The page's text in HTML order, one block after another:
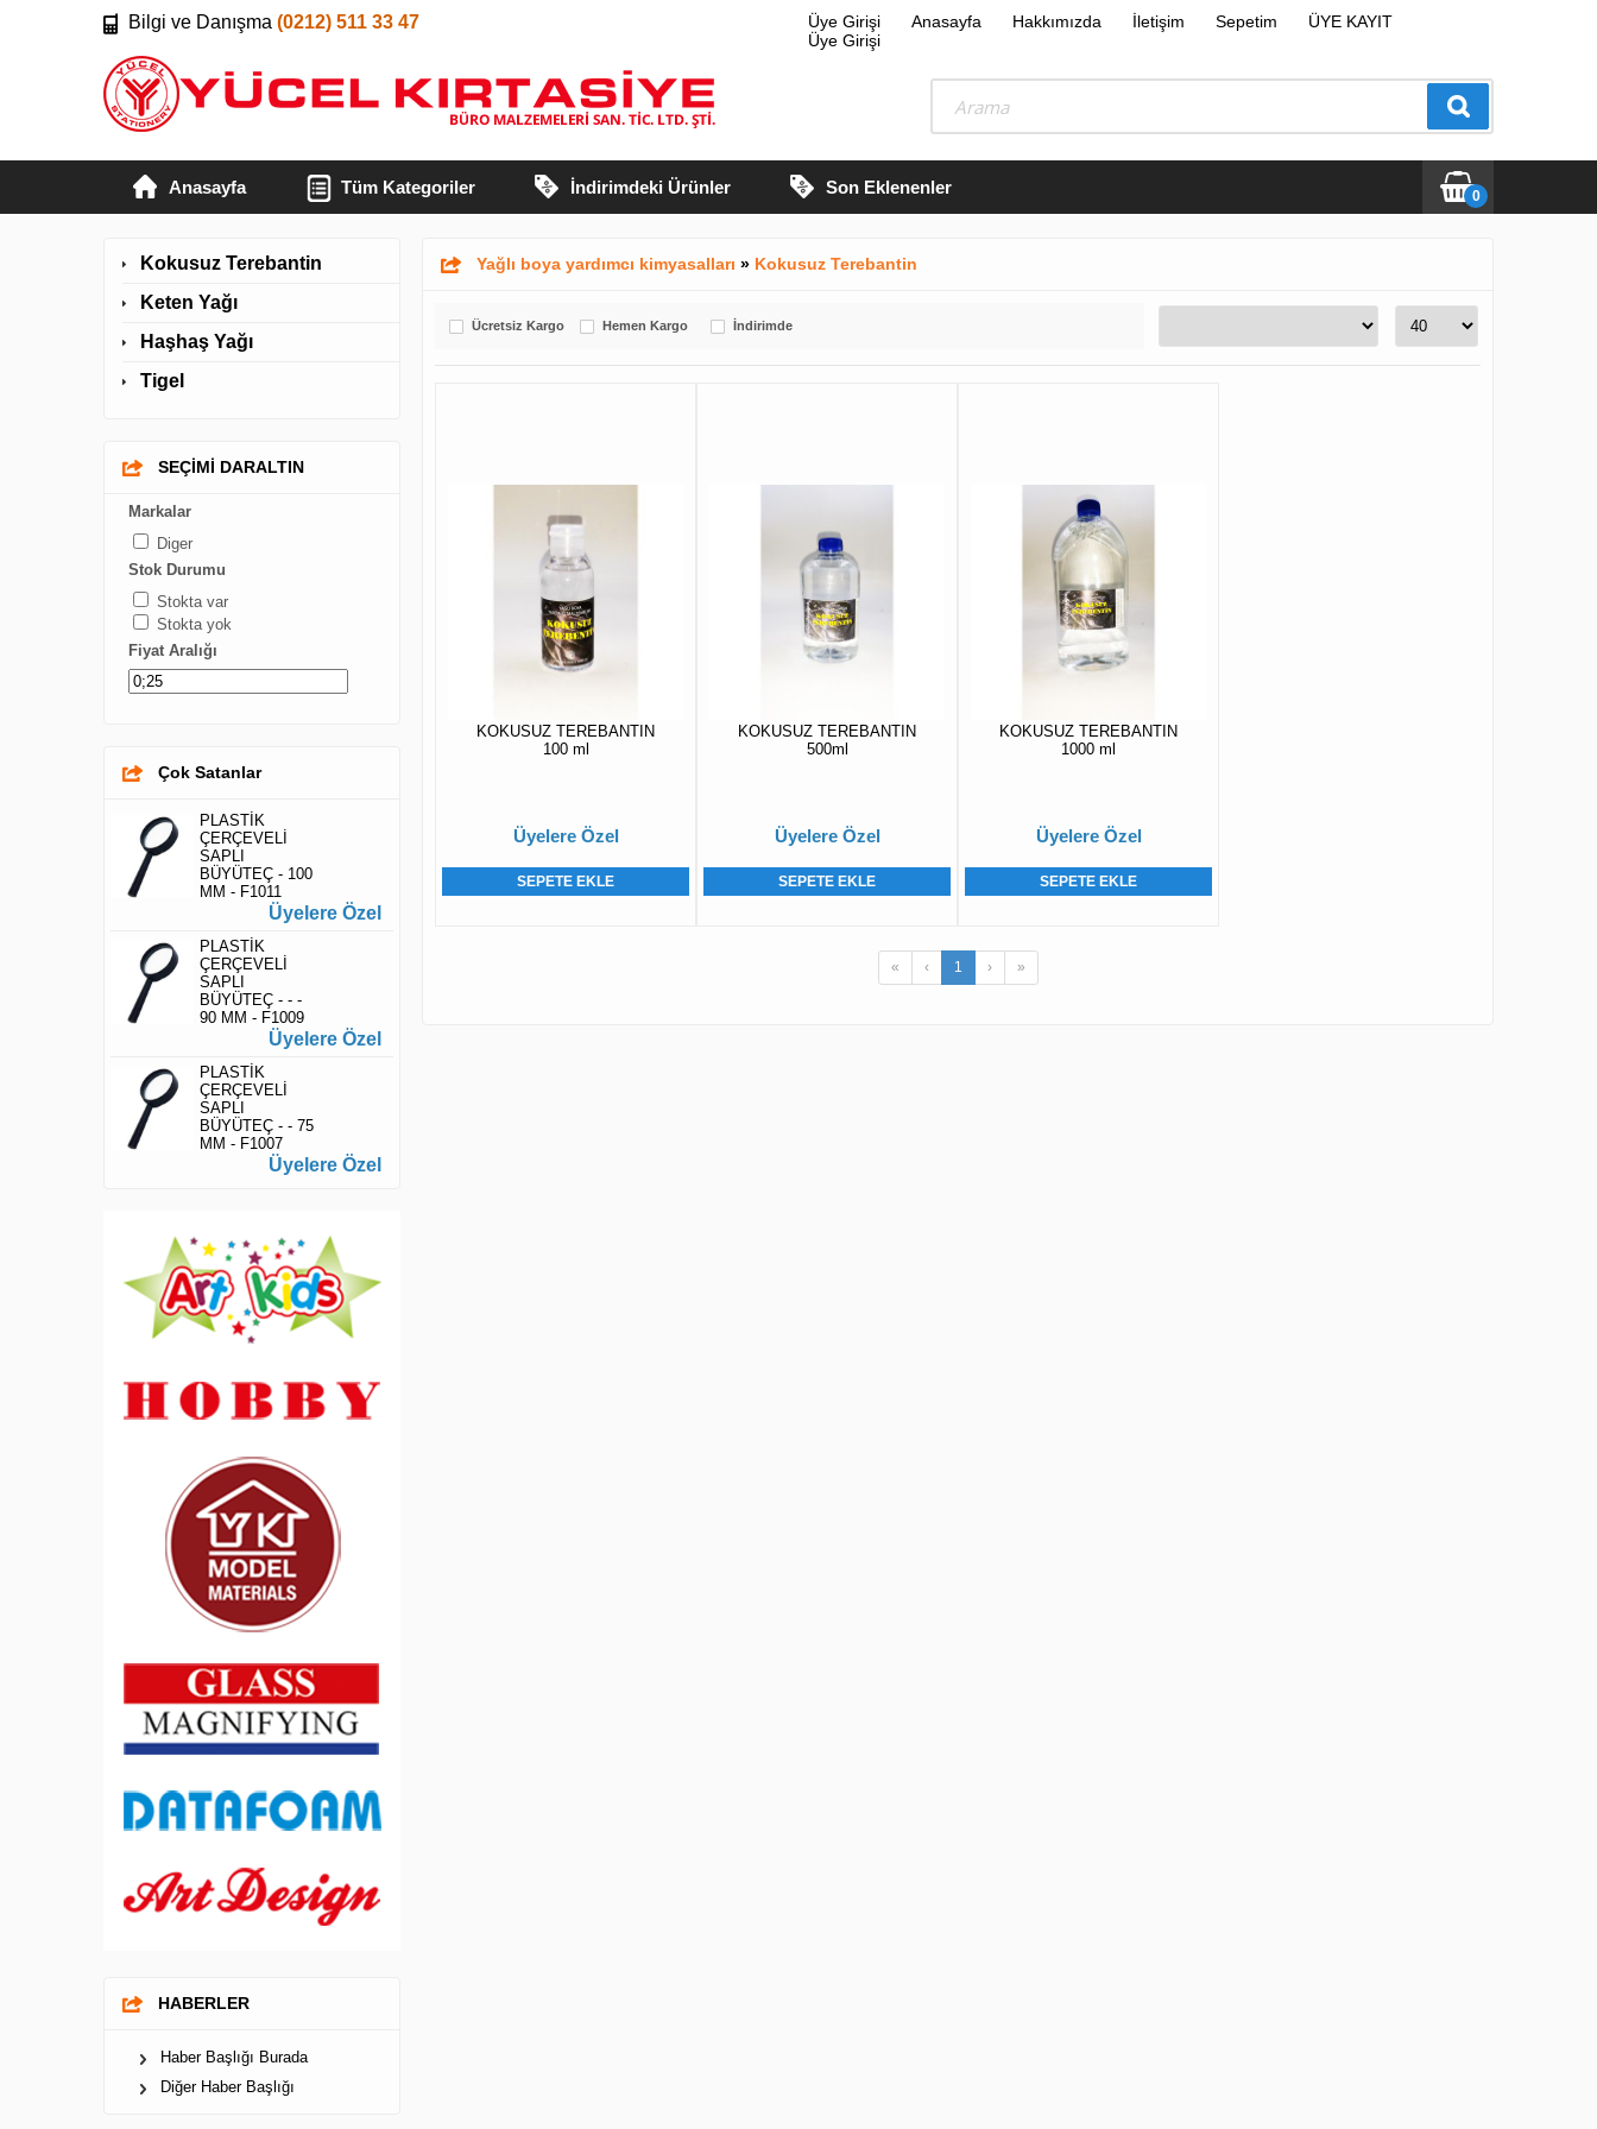
Bilgi ve Danışma (0212) 511 33 47 Üye Girişi Anasayfa Hakkımızda İletişim Sepetim
ÜYE KAYIT
Üye Girişi
Anasayfa Tüm Kategoriler İndirimdeki Ürünler Son Eklenenler 0
Kokusuz Terebantin
Keten Yağı
Haşhaş Yağı
Tigel
SEÇİMİ DARALTIN
Markalar
Diger
Stok Durumu
Stokta var
Stokta yok
Fiyat Aralığı
Çok Satanlar
PLASTİK
ÇERÇEVELİ
SAPLI
BÜYÜTEÇ - 100
MM - F1011
Üyelere Özel
PLASTİK
ÇERÇEVELİ
SAPLI
BÜYÜTEÇ - - -
90 MM - F1009
Üyelere Özel
PLASTİK
ÇERÇEVELİ
SAPLI
BÜYÜTEÇ - - 75
MM - F1007
Üyelere Özel
HABERLER
Haber Başlığı Burada
Diğer Haber Başlığı
Yağlı boya yardımcı kimyasalları » Kokusuz Terebantin
Ücretsiz Kargo Hemen Kargo İndirimde
KOKUSUZ TEREBANTIN
100 ml
Üyelere Özel
SEPETE EKLE
KOKUSUZ TEREBANTIN
500ml
Üyelere Özel
SEPETE EKLE
KOKUSUZ TEREBANTIN
1000 ml
Üyelere Özel
SEPETE EKLE
« ‹ 1 › »